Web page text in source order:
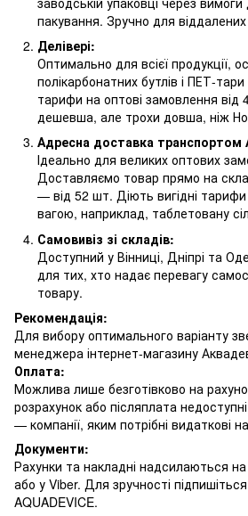
пакування. Зручно для віддалених
Делівері:
Оптимально для всієї продукції,
полікарбонатних бутлів і ПЕТ-
тарифи на оптові замовлення
дешевша, але трохи довша, ніж
Адресна доставка транспортом
Ідеально для великих оптових
Доставляємо товар прямо на
— від 52 шт. Діють вигідні
вагою, наприклад, таблетовану
Самовивіз зі складів:
Доступний у Вінниці, Дніпрі та
для тих, хто надає перевагу
товару.
Рекомендація:
Для вибору оптимального варіанту
менеджера інтернет-магазину
Оплата:
Можлива лише безготівково на
розрахунок або післяплата
— компанії, яким потрібні видаткові
Документи:
Рахунки та накладні надсилаються
або у Viber. Для зручності
AQUADEVICE.